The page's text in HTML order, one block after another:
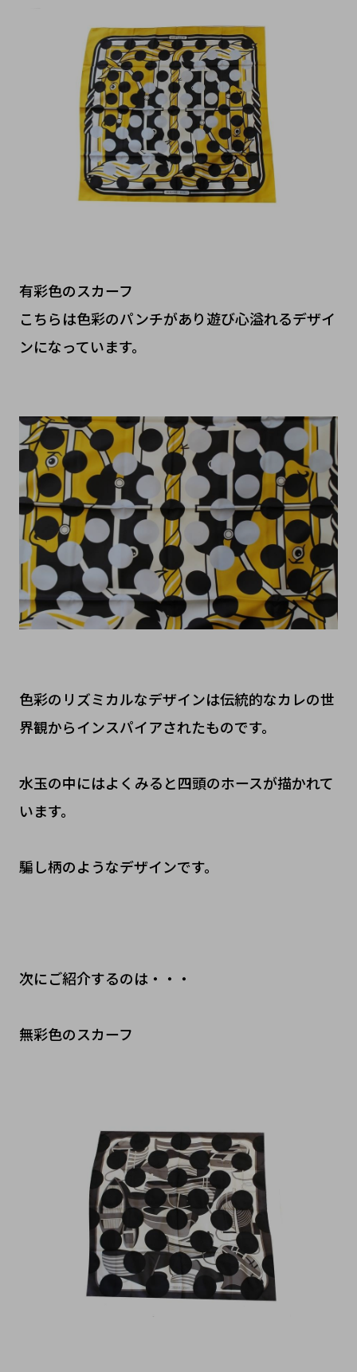
有彩色のスカーフ
こちらは色彩のパンチがあり遊び心溢れるデザイ
ンになっています。
色彩のリズミカルなデザインは伝統的なカレの世
界観からインスパイアされたものです。
水玉の中にはよくみると四頭のホースが描かれて
います。
騙し柄のようなデザインです。
次にご紹介するのは・・・
無彩色のスカーフ